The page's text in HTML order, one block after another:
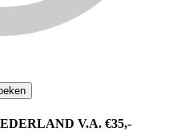
V.A. €35,-